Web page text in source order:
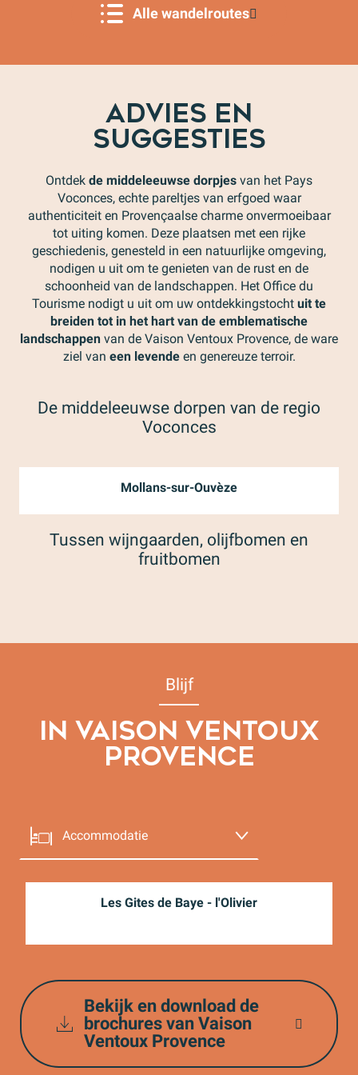
Onze partnersAlle wandelroutes
ADVIES EN
SUGGESTIES
Ontdek de middeleeuwse dorpjes van het Pays
Voconces, echte pareltjes van erfgoed waar
authenticiteit en Provençaalse charme onvermoeibaar
tot uiting komen. Deze plaatsen met een rijke
geschiedenis, genesteld in een natuurlijke omgeving,
nodigen u uit om te genieten van de rust en de
schoonheid van de landschappen. Het Office du
Tourisme nodigt u uit om uw ontdekkingstocht uit te
breiden tot in het hart van de emblematische
landschappen van de Vaison Ventoux Provence, de ware
ziel van een levendeen genereuze terroir.
De middeleeuwse dorpen van de regio
Voconces
Mollans-sur-Ouvèze
Tussen wijngaarden, olijfbomen en
fruitbomen
Blijf
IN VAISON VENTOUX
PROVENCE
Accommodatie
De restaurants
Wijn
Les Gites de Baye - l'Olivier
Bekijk en download de
brochures van Vaison
Ventoux Provence